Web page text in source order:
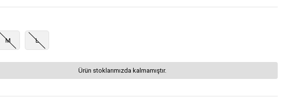
M L
Ürün stoklarımızda kalmamıştır.